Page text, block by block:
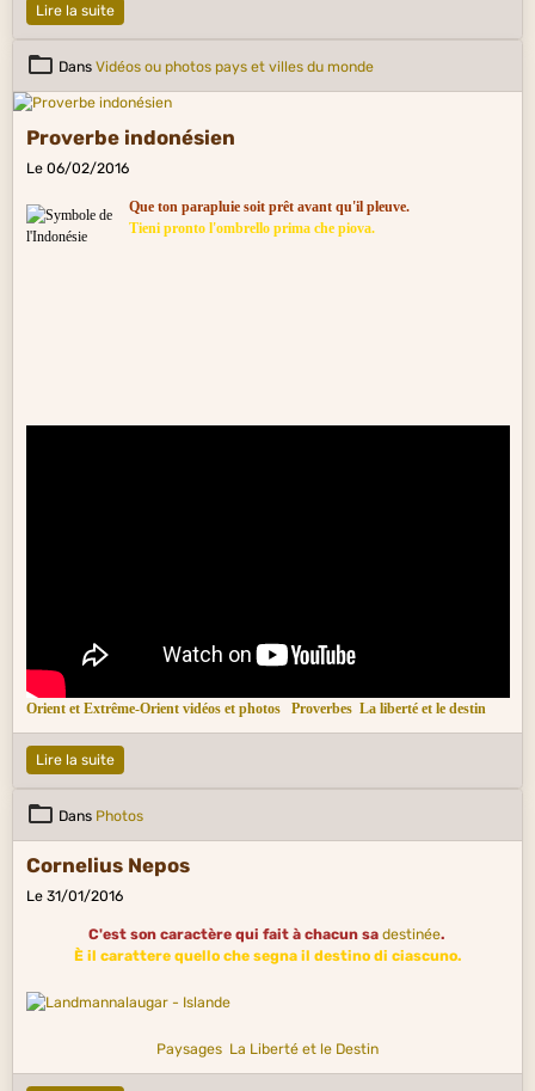
Lire la suite
Dans Vidéos ou photos pays et villes du monde
Proverbe indonésien
Le 06/02/2016
Que ton parapluie soit prêt avant qu'il pleuve.
Tieni pronto l'ombrello prima che piova.
Orient et Extrême-Orient vidéos et photos Proverbes La liberté et le destin
Lire la suite
Dans Photos
Cornelius Nepos
Le 31/01/2016
C'est son caractère qui fait à chacun sa destinée.
È il carattere quello che segna il destino di ciascuno.
Paysages La Liberté et le Destin